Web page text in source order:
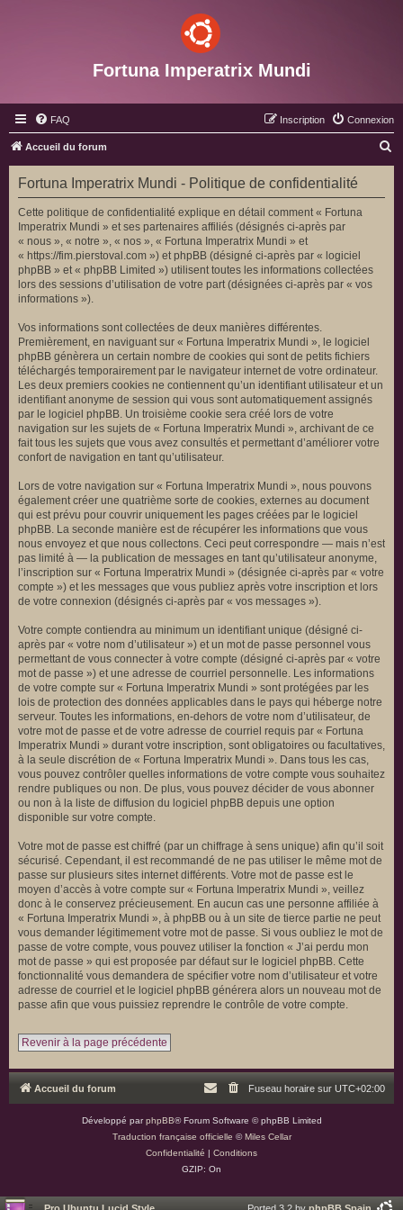
Fortuna Imperatrix Mundi
FAQ Connexion
Inscription
Accueil du forum
e
Fortuna Imperatrix Mundi - Politique de confidentialité
Cette politique de confidentialité explique en détail comment « Fortuna
Imperatrix Mundi » et ses partenaires affiliés (désignés ci-après par
« nous », « notre », « nos », « Fortuna Imperatrix Mundi » et
« https://fim.pierstoval.com ») et phpBB (désigné ci-après par « logiciel
phpBB » et « phpBB Limited ») utilisent toutes les informations collectées
lors des sessions d’utilisation de votre part (désignées ci-après par « vos
informations »).
Vos informations sont collectées de deux manières différentes.
Premièrement, en naviguant sur « Fortuna Imperatrix Mundi », le logiciel
phpBB génèrera un certain nombre de cookies qui sont de petits fichiers
téléchargés temporairement par le navigateur internet de votre ordinateur.
Les deux premiers cookies ne contiennent qu’un identifiant utilisateur et un
identifiant anonyme de session qui vous sont automatiquement assignés
par le logiciel phpBB. Un troisième cookie sera créé lors de votre
navigation sur les sujets de « Fortuna Imperatrix Mundi », archivant de ce
fait tous les sujets que vous avez consultés et permettant d’améliorer votre
confort de navigation en tant qu’utilisateur.
Lors de votre navigation sur « Fortuna Imperatrix Mundi », nous pouvons
également créer une quatrième sorte de cookies, externes au document
qui est prévu pour couvrir uniquement les pages créées par le logiciel
phpBB. La seconde manière est de récupérer les informations que vous
nous envoyez et que nous collectons. Ceci peut correspondre — mais n’est
pas limité à — la publication de messages en tant qu’utilisateur anonyme,
l’inscription sur « Fortuna Imperatrix Mundi » (désignée ci-après par « votre
compte ») et les messages que vous publiez après votre inscription et lors
de votre connexion (désignés ci-après par « vos messages »).
Votre compte contiendra au minimum un identifiant unique (désigné ci-
après par « votre nom d’utilisateur ») et un mot de passe personnel vous
permettant de vous connecter à votre compte (désigné ci-après par « votre
mot de passe ») et une adresse de courriel personnelle. Les informations
de votre compte sur « Fortuna Imperatrix Mundi » sont protégées par les
lois de protection des données applicables dans le pays qui héberge notre
serveur. Toutes les informations, en-dehors de votre nom d’utilisateur, de
votre mot de passe et de votre adresse de courriel requis par « Fortuna
Imperatrix Mundi » durant votre inscription, sont obligatoires ou facultatives,
à la seule discrétion de « Fortuna Imperatrix Mundi ». Dans tous les cas,
vous pouvez contrôler quelles informations de votre compte vous souhaitez
rendre publiques ou non. De plus, vous pouvez décider de vous abonner
ou non à la liste de diffusion du logiciel phpBB depuis une option
disponible sur votre compte.
Votre mot de passe est chiffré (par un chiffrage à sens unique) afin qu’il soit
sécurisé. Cependant, il est recommandé de ne pas utiliser le même mot de
passe sur plusieurs sites internet différents. Votre mot de passe est le
moyen d’accès à votre compte sur « Fortuna Imperatrix Mundi », veillez
donc à le conservez précieusement. En aucun cas une personne affiliée à
« Fortuna Imperatrix Mundi », à phpBB ou à un site de tierce partie ne peut
vous demander légitimement votre mot de passe. Si vous oubliez le mot de
passe de votre compte, vous pouvez utiliser la fonction « J’ai perdu mon
mot de passe » qui est proposée par défaut sur le logiciel phpBB. Cette
fonctionnalité vous demandera de spécifier votre nom d’utilisateur et votre
adresse de courriel et le logiciel phpBB générera alors un nouveau mot de
passe afin que vous puissiez reprendre le contrôle de votre compte.
Revenir à la page précédente
Accueil du forum Fuseau horaire sur UTC+02:00
Développé parphpBB® Forum Software © phpBB Limited
Traduction française officielle ©Miles Cellar
Confidentialité | Conditions
GZIP: On